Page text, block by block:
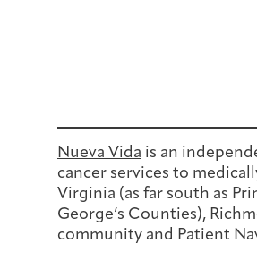
Nueva Vida is an
cancer services to
Virginia (as far south as
George’s Counties),
community and Patient